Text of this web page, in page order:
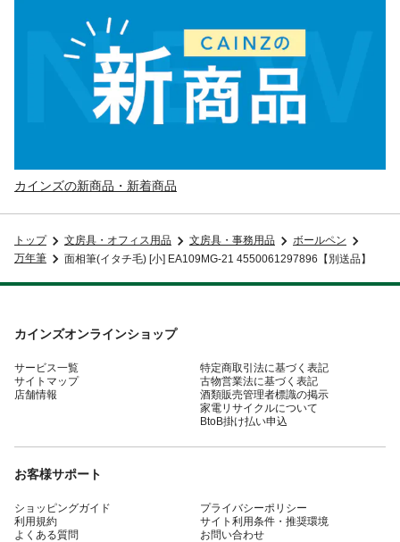
カインズの新商品・新着商品
トップ 文房具・オフィス用品 文房具・事務用品
ボールペン
万年筆
面相筆(イタチ毛) [小] EA109MG-21 4550061297896【別送品】
カインズオンラインショップ
サービス一覧
サイトマップ
店舗情報
特定商取引法に基づく表記
古物営業法に基づく表記
酒類販売管理者標識の掲示
家電リサイクルについて
BtoB掛け払い申込
お客様サポート
ショッピングガイド
利用規約
よくある質問
プライバシーポリシー
サイト利用条件・推奨環境
お問い合わせ